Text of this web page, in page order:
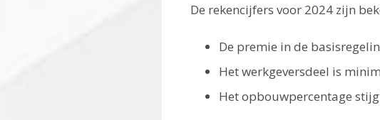
De rekencijfers voor 2024 zijn
De premie in de
Het werkgeversdeel is
Het opbouwpercentage